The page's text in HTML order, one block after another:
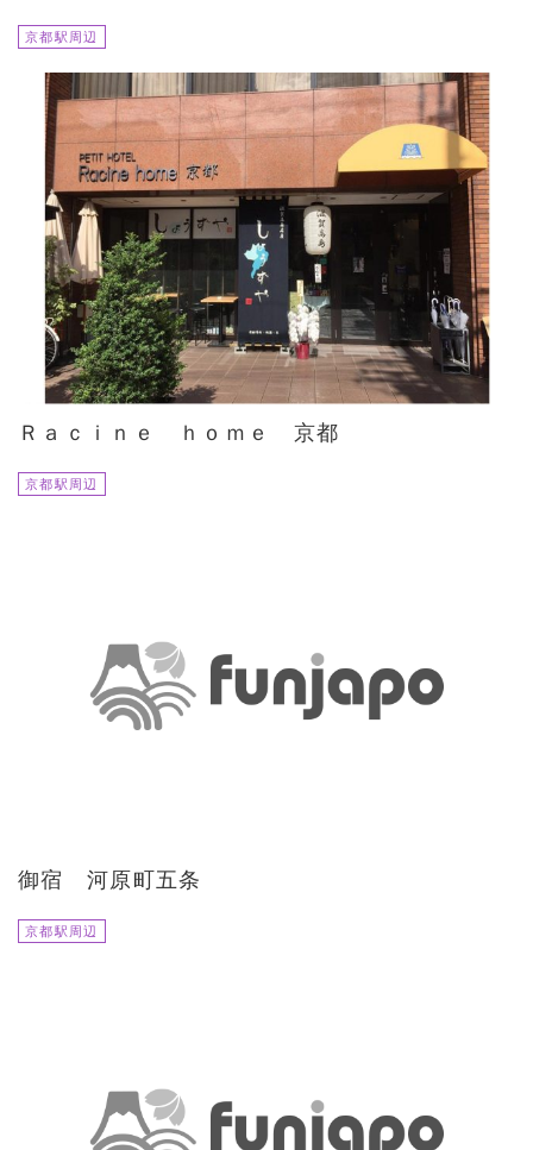
京都駅周辺
Ｒａｃｉｎｅ ｈｏｍｅ 京都
京都駅周辺
御宿 河原町五条
京都駅周辺